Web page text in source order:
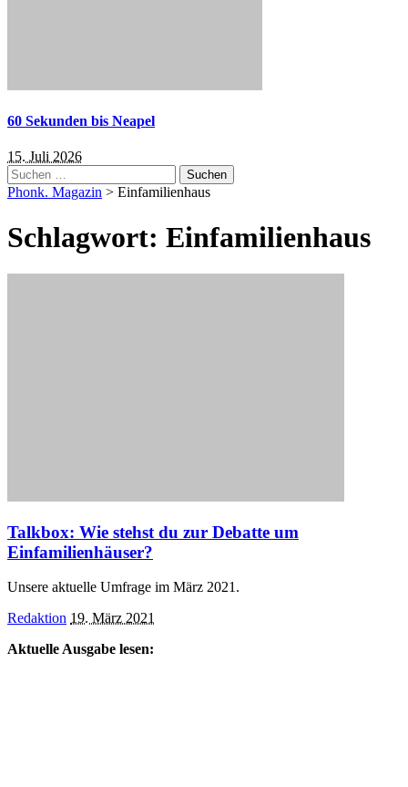
60 Sekunden bis Neapel
15. Juli 2026
Suchen
nach:
Phonk. Magazin > Einfamilienhaus
Schlagwort: Einfamilienhaus
Talkbox: Wie stehst du zur Debatte um
Einfamilienhäuser?
Unsere aktuelle Umfrage im März 2021.
Posted
Redaktion 19. März 2021
Aktuelle Ausgabe lesen: